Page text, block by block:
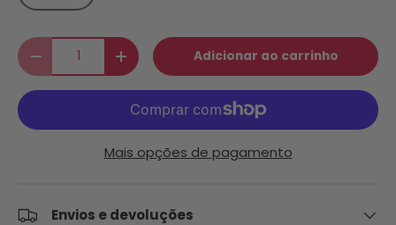
Qtd.
Diminuir quantidadeAumente a quantidade
Adicionar ao carrinho
Mais opções de pagamento
Envios e devoluções